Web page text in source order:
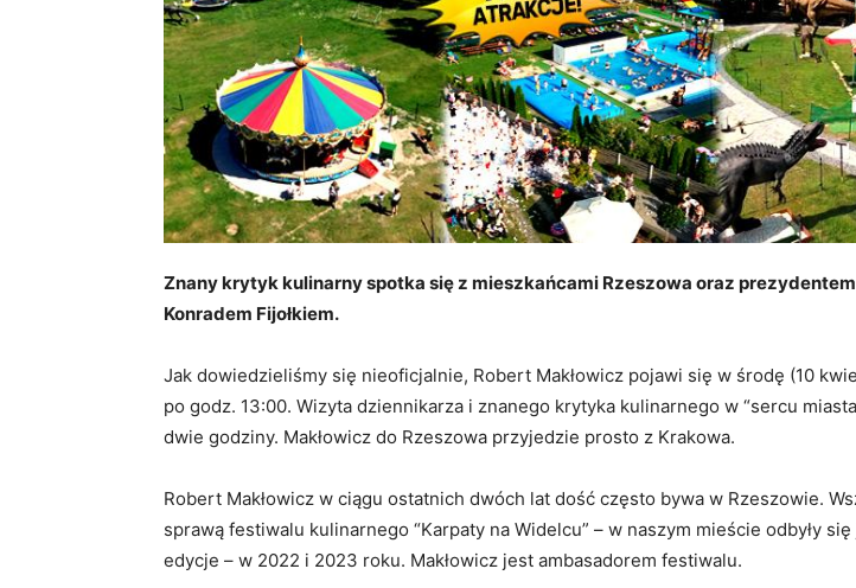
Znany krytyk kulinarny spotka się z mieszkańcami Rzeszowa oraz
Konradem Fijołkiem.
Jak dowiedzieliśmy się nieoficjalnie, Robert Makłowicz pojawi się w środę (10
po godz. 13:00. Wizyta dziennikarza i znanego krytyka kulinarnego w “sercu
dwie godziny. Makłowicz do Rzeszowa przyjedzie prosto z Krakowa.
Robert Makłowicz w ciągu ostatnich dwóch lat dość często bywa w Rzeszowie.
sprawą festiwalu kulinarnego “Karpaty na Widelcu” – w naszym mieście odbyły
edycje – w 2022 i 2023 roku. Makłowicz jest ambasadorem festiwalu.